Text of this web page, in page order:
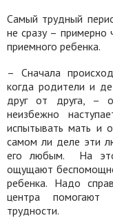
Самый трудный
не сразу – примерно
приемного ребенка.
– Сначала
когда родители и
друг от друга, –
неизбежно
испытывать мать и
самом ли деле эти
его любым.
На
ощущают
ребенка. Надо
центра помогают
трудности.